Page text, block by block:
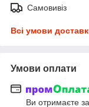
Самовивіз
Всі умови
Умови оплати
Ви отримаєте